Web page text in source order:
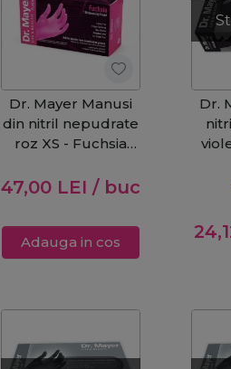
Dr. Mayer Manusi
din nitril nepudrate
roz XS - Fuchsia
47,00 LEI / buc
Adauga in cos
Dr.